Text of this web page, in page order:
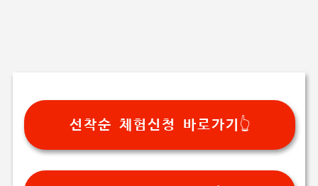
선착순 체험신청 바로가기👆